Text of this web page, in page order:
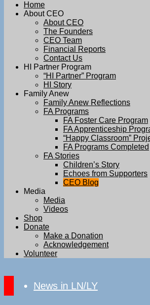
Home
About CEO
About CEO
The Founders
CEO Team
Financial Reports
Contact Us
HI Partner Program
“HI Partner” Program
HI Story
Family Anew
Family Anew Reflections
FA Programs
FA Foster Care Program
FA Apprenticeship
“Happy Classroom”
FA Programs Completed
FA Stories
Children’s Story
Echoes from Supporters
CEO Blog
Media
Media
Videos
Shop
Donate
Make a Donation
Acknowledgement
Volunteer
News in LN/LY